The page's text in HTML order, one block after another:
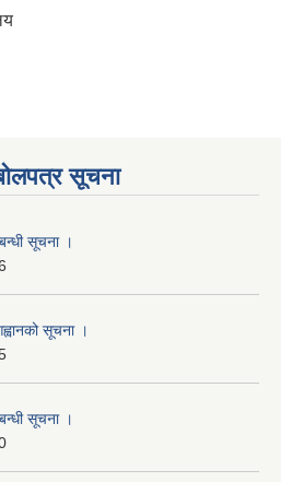
सूचना
सूचना ।
सूचना ।
सूचना ।